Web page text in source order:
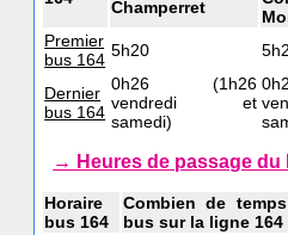
Champerret
Premier
bus 164 5h20
Dernier
bus 164
0h26 (1h26
vendredi et
samedi)
→ Heures de passage du
Horaire
bus 164
Combien de
bus sur la ligne 164